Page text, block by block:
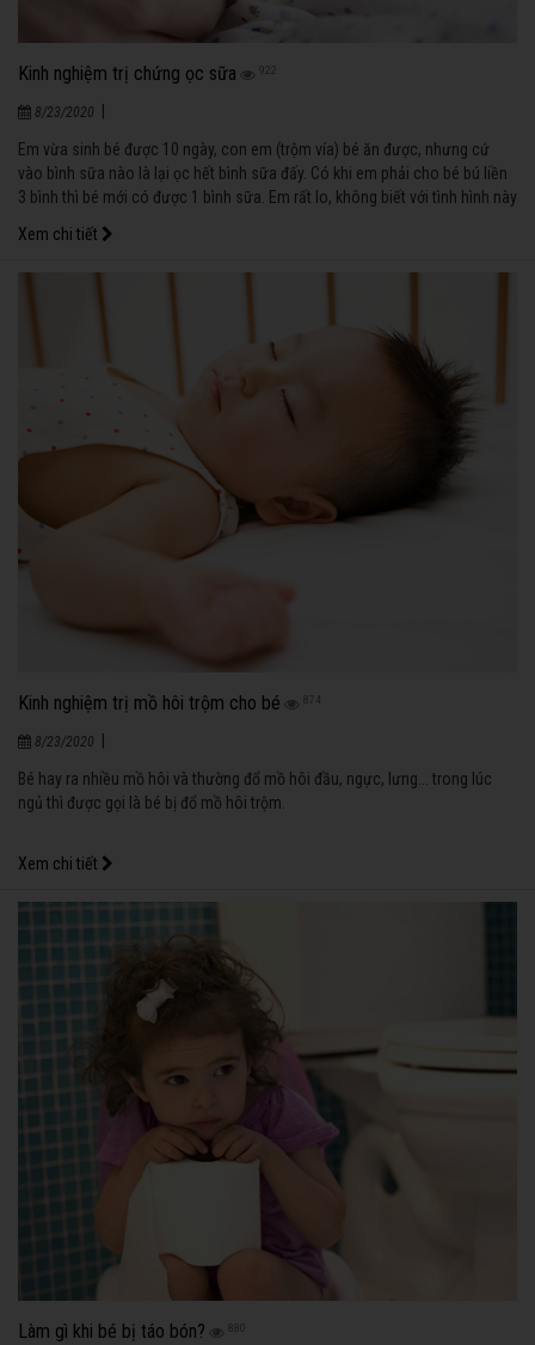
Kinh nghiệm trị chứng ọc sữa 922
8/23/2020
Em vừa sinh bé được 10 ngày, con em (trộm vía) bé ăn được, nhưng cứ
vào bình sữa nào là lại ọc hết bình sữa đấy. Có khi em phải cho bé bú liền
3 bình thì bé mới có được 1 bình sữa. Em rất lo, không biết với tình hình này
thì làm sao bé khỏe và chóng lớn được. Xin các anh chị có kinh nghiệm
giúp em khắc phục tình trạng ói ọc của bé với (Hồ Thị Tuyết Mai, Tam Kỳ,
Quảng Nam).
Xem chi tiết
Kinh nghiệm trị mồ hôi trộm cho bé 874
8/23/2020
Bé hay ra nhiều mồ hôi và thường đổ mồ hôi đầu, ngực, lưng... trong lúc
ngủ thì được gọi là bé bị đổ mồ hôi trộm.
Xem chi tiết
Làm gì khi bé bị táo bón? 880